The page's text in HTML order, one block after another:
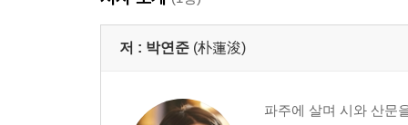
겨울의 고도(高度)
웅크리다
봄, 우아한 게임
모두 다 사라진 것은 아닌
저 : 박연준 (朴蓮浚)
파주에 살며 시와 산문